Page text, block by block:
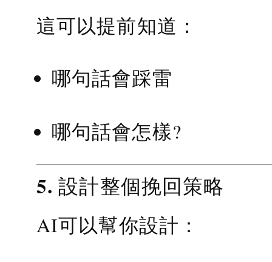
這可以提前知道：
哪句話會踩雷
哪句話會怎樣?
5. 設計整個挽回策略
AI可以幫你設計：